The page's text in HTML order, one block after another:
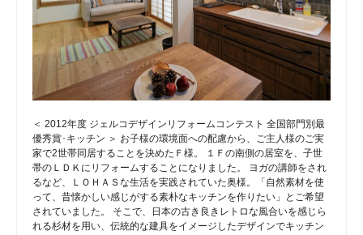
＜ 2012年度 ジェルコデザインリフォームコンテスト 全国部門別最
優秀賞･キッチン ＞ お子様の環境面への配慮から、ご主人様のご実
家で2世帯同居することを決めたＦ様。 １Ｆの南側の居室を、子世
帯のＬＤＫにリフォームすることになりました。 ヨガの講師をされ
るなど、ＬＯＨＡＳな生活を実践されていた奥様。「自然素材を使
って、昔懐かしい感じがする素朴なキッチンを作りたい」とご希望
されていました。 そこで、日本の古き良きレトロな風合いを感じら
れる杉材を用い、伝統的な建具をイメージしたデザインでキッチン